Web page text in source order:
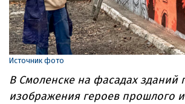
Источник фото
В Смоленске на фасадах зданий
изображения героев прошлого